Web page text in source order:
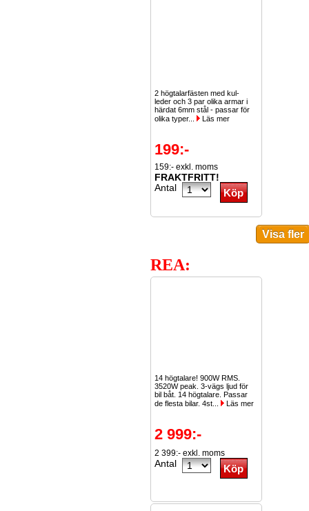
2 högtalarfästen med kul-
leder och 3 par olika armar i
härdat 6mm stål - passar för
olika typer...
Läs mer
199:-
159:- exkl. moms
FRAKTFRITT!
Antal
REA:
14 högtalare! 900W RMS.
3520W peak. 3-vägs ljud för
bil båt. 14 högtalare. Passar
de flesta bilar. 4st...
Läs mer
2 999:-
2 399:- exkl. moms
Antal